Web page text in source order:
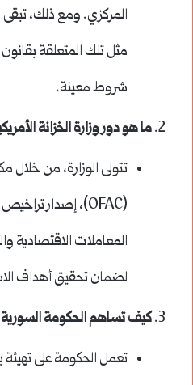
المركزي. ومع ذلك،
مثل تلك المتعلقة
شروط معينة.
ما هو دور وزارة الخزانة
تتولى الوزارة، من خلال
المعاملات الاقتصادية
لضمان تحقيق أهداف
كيف تساهم الحكومة السورية
تعمل الحكومة على تهيئة